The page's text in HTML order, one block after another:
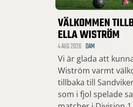
VÄLKOMMEN
ELLA WISTRÖM
4 AUG 2026 DAM
Vi är glada att
Wiström varmt
tillbaka till
som i fjol spelade